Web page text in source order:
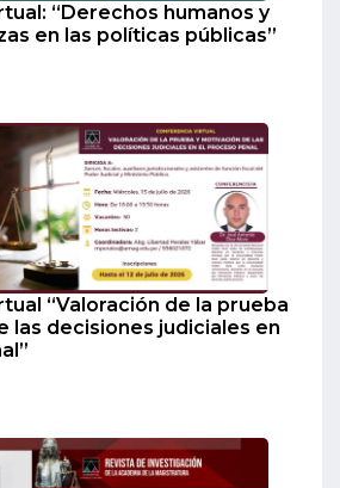
“Derechos humanos y
en las políticas públicas”
“Valoración de la prueba
las decisiones judiciales en